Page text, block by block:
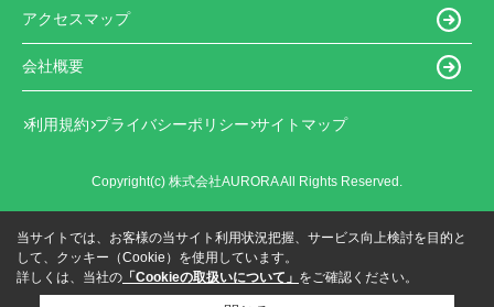
アクセスマップ
会社概要
利用規約 プライバシーポリシー サイトマップ
Copyright(c) 株式会社AURORA All Rights Reserved.
当サイトでは、お客様の当サイト利用状況把握、サービス向上検討を目的と
して、クッキー（Cookie）を使用しています。
詳しくは、当社の 「Cookieの取扱いについて」 をご確認ください。